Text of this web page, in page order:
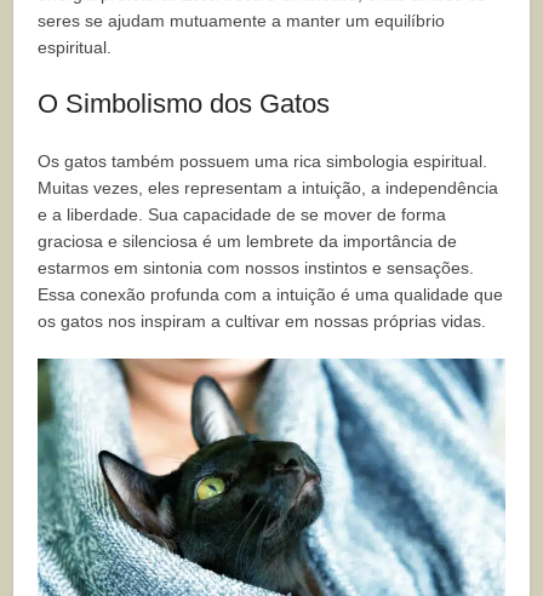
seres se ajudam mutuamente a manter um equilíbrio
espiritual.
O Simbolismo dos Gatos
Os gatos também possuem uma rica simbologia espiritual.
Muitas vezes, eles representam a intuição, a independência
e a liberdade. Sua capacidade de se mover de forma
graciosa e silenciosa é um lembrete da importância de
estarmos em sintonia com nossos instintos e sensações.
Essa conexão profunda com a intuição é uma qualidade que
os gatos nos inspiram a cultivar em nossas próprias vidas.